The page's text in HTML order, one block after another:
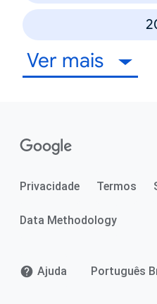
Ver mais
Privacidade Termos
Data Methodology
Ajuda